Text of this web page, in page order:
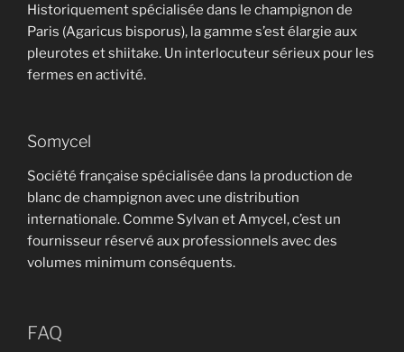
Historiquement spécialisée dans le champignon de
Paris (Agaricus bisporus), la gamme s’est élargie aux
pleurotes et shiitake. Un interlocuteur sérieux pour les
fermes en activité.
Somycel
Société française spécialisée dans la production de
blanc de champignon avec une distribution
internationale. Comme Sylvan et Amycel, c’est un
fournisseur réservé aux professionnels avec des
volumes minimum conséquents.
FAQ